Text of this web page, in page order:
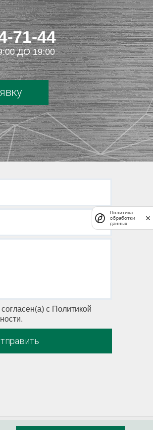
71-44
ДО 19:00
с Политикой
Политика
обработки
данных